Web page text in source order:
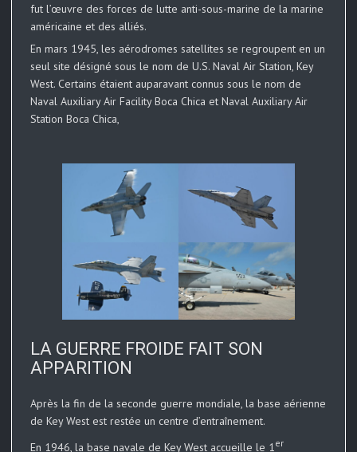
fut l’œuvre des forces de lutte anti-sous-marine de la marine
américaine et des alliés.
En mars 1945, les aérodromes satellites se regroupent en un
seul site désigné sous le nom de U.S. Naval Air Station, Key
West. Certains étaient auparavant connus sous le nom de
Naval Auxiliary Air Facility Boca Chica et Naval Auxiliary Air
Station Boca Chica,
LA GUERRE FROIDE FAIT SON
APPARITION
Après la fin de la seconde guerre mondiale, la base aérienne
de Key West est restée un centre d’entraînement.
En 1946, la base navale de Key West accueille le 1er